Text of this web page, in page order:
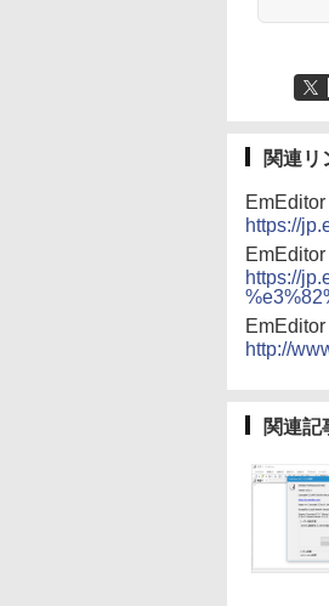
関連リ
https://
https://
http://
関連記